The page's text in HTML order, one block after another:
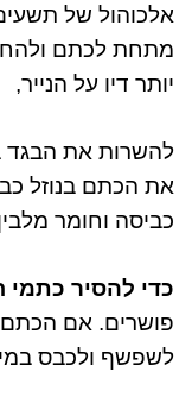
אלכוהול של
מתחת לכתם
יותר דיו על הנייר,
להשרות את הבגד
את הכתם בנוזל
כביסה וחומר
כדי להסיר כתמי
פושרים. אם הכתם
לשפשף ולכבס